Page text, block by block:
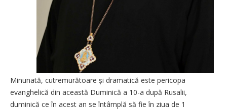
Minunată, cutremurătoare și dramatică este pericopa
evanghelică din această Duminică a 10-a după Rusalii,
duminică ce în acest an se întâmplă să fie în ziua de 1